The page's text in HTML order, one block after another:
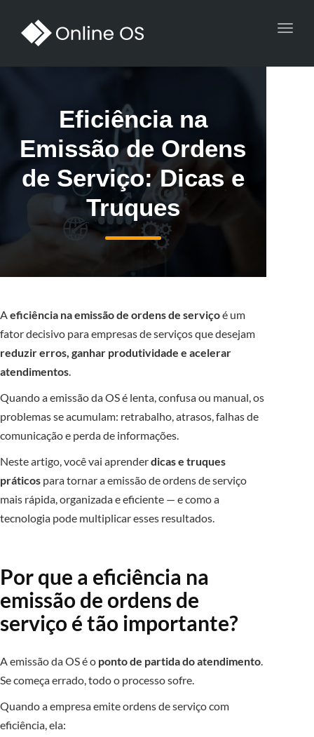
Eficiência na
Emissão de Ordens
de Serviço: Dicas e
Truques
Aeficiência na emissão de ordens de serviçoé um
fator decisivo para empresas de serviços que desejam
reduzir erros, ganhar produtividade e acelerar
atendimentos.
Quando a emissão da OS é lenta, confusa ou manual, os
problemas se acumulam: retrabalho, atrasos, falhas de
comunicação e perda de informações.
Neste artigo, você vai aprenderdicas e truques
práticos para tornar a emissão de ordens de serviço
mais rápida, organizada e eficiente — e como a
tecnologia pode multiplicar esses resultados.
Por que a eficiência na
emissão de ordens de
serviço é tão importante?
A emissão da OS é o ponto de partida do atendimento.
Se começa errado, todo o processo sofre.
Quando a empresa emite ordens de serviço com
eficiência, ela: